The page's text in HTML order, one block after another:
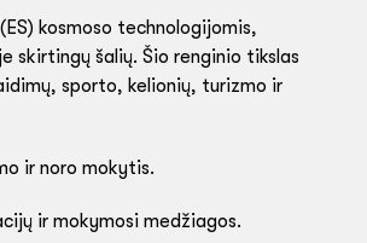
kosmoso technologijomis,
skirtingų šalių. Šio renginio tikslas
sporto, kelionių, turizmo ir
ir noro mokytis.
ir mokymosi medžiagos.